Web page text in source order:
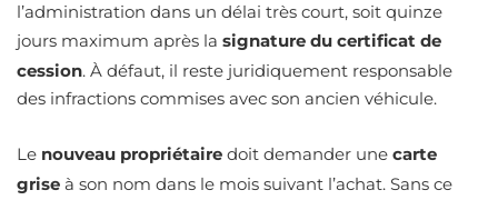
l’administration dans un délai très court, soit quinze
jours maximum après la signature du certificat de
cession. À défaut, il reste juridiquement responsable
des infractions commises avec son ancien véhicule.
Le nouveau propriétaire doit demander une carte
grise à son nom dans le mois suivant l’achat. Sans ce